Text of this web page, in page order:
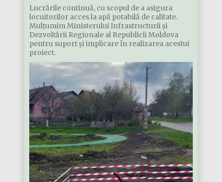
Lucrările continuă, cu scopul de a asigura
locuitorilor acces la apă potabilă de calitate.
Mulțumim Ministerului Infrastructurii și
Dezvoltării Regionale al Republicii Moldova
pentru suport și implicare în realizarea acestui
proiect.